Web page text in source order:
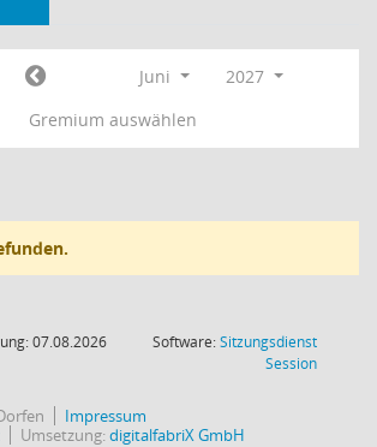
Juni
2027
Gremium auswählen
07.08.2026
Software:Sitzungsdienst
Session(Wird in
Impressum
Umsetzung:digitalfabriX GmbH